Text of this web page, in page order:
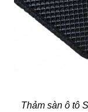
Thảm sàn ô tô